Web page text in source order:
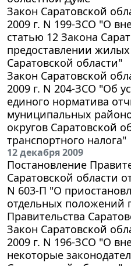
Закон Саратовской
2009 г. N 199-ЗСО "О
статью 12 Закона
предоставлении
Саратовской области"
Закон Саратовской
2009 г. N 204-ЗСО "Об
единого норматива
муниципальных
округов Саратовской
транспортного налога"
12 декабря 2009
Постановление
Саратовской области
N 603-П "О
отдельных положений
Правительства
Закон Саратовской
2009 г. N 196-ЗСО "О
некоторые